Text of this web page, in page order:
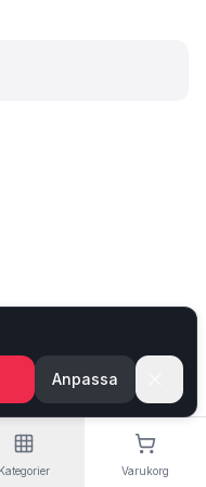
Kategorier Varukorg
Anpassa